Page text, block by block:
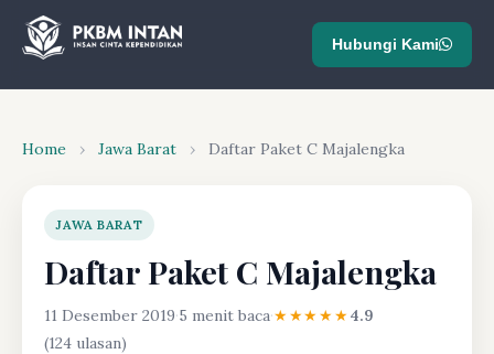
Hubungi Kami
Home › Jawa Barat › Daftar Paket C Majalengka
JAWA BARAT
Daftar Paket C Majalengka
11 Desember 2019·5 menit baca·★★★★★4.9
(124 ulasan)